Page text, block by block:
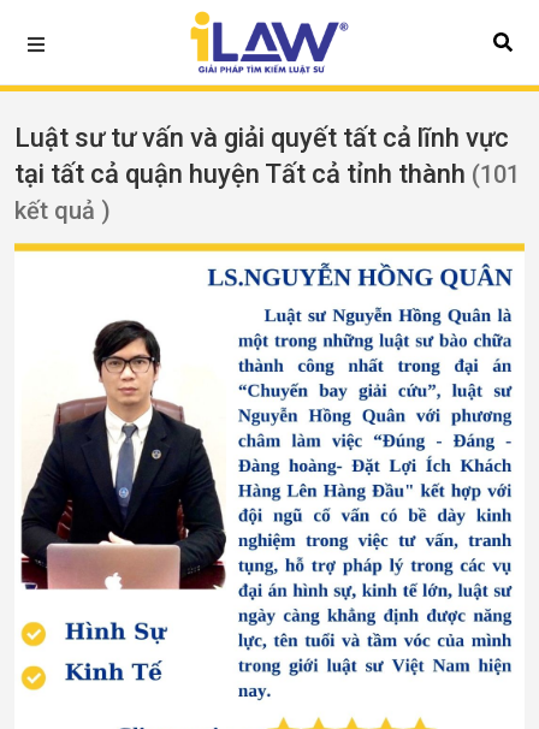
Luật sư tư vấn và giải quyết tất cả lĩnh vực
tại tất cả quận huyện Tất cả tỉnh thành (101
kết quả )